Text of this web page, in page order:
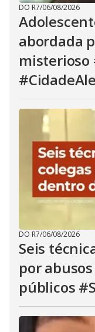
DO R7/06/08/2026
abordada
misterioso
DO R7/06/08/2026
Seis
por
públicos